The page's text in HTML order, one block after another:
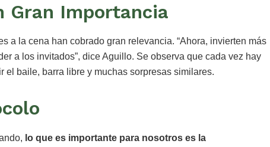
Gran Importancia
a la cena han cobrado gran relevancia. “Ahora, invierten más
a los invitados”, dice Aguillo. Se observa que cada vez hay
el baile, barra libre y muchas sorpresas similares.
lo que es importante para nosotros es la